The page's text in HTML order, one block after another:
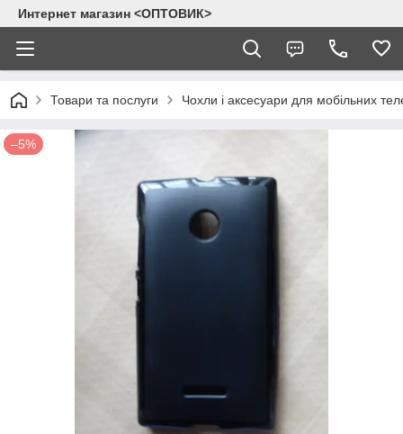
Интернет магазин <ОПТОВИК>
Товари та послуги Чохли і аксесуари для мобільних
–5%